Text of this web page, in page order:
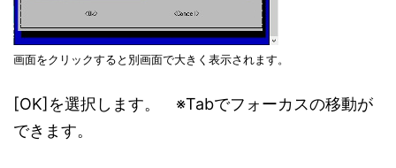
画面をクリックすると別画面で大きく表示されます。
[OK]を選択します。 ※Tabでフォーカスの移動が
できます。